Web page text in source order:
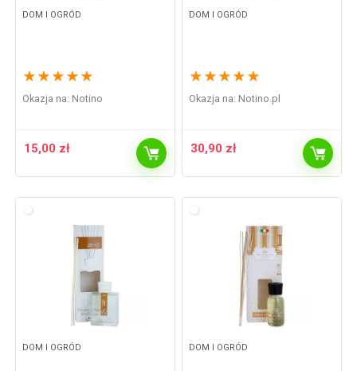
DOM I OGRÓD
★ ★ ★ ★ ★
Okazja na: Notino
15,00 zł
DOM I OGRÓD
★ ★ ★ ★ ★
Okazja na: notino.pl
30,90 zł
DOM I OGRÓD DOM I OGRÓD